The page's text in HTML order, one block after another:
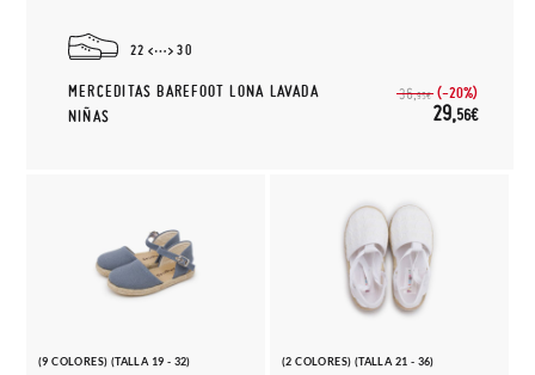
22 30
MERCEDITAS BAREFOOT LONA LAVADA
NIÑAS
36,95€ (-20%)
29,56€
(9 COLORES) (TALLA 19 - 32) (2 COLORES) (TALLA 21 - 36)